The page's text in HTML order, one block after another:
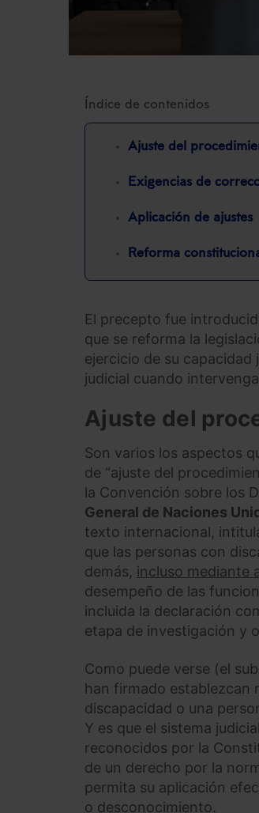
Índice de contenidos
Ajuste del
Exigencias de
Aplicación de ajustes
Reforma
El precepto fue
que se reforma la
ejercicio de su
judicial cuando
Ajuste del
Son varios los aspectos
de “ajuste del
la Convención sobre los
General de Naciones
texto internacional,
que las personas con
demás, incluso mediante
desempeño de las
incluida la declaración
etapa de investigación y
Como puede verse (el
han firmado establezcan
discapacidad o una
Y es que el sistema
reconocidos por la
de un derecho por la
permita su aplicación
o desconocimiento.